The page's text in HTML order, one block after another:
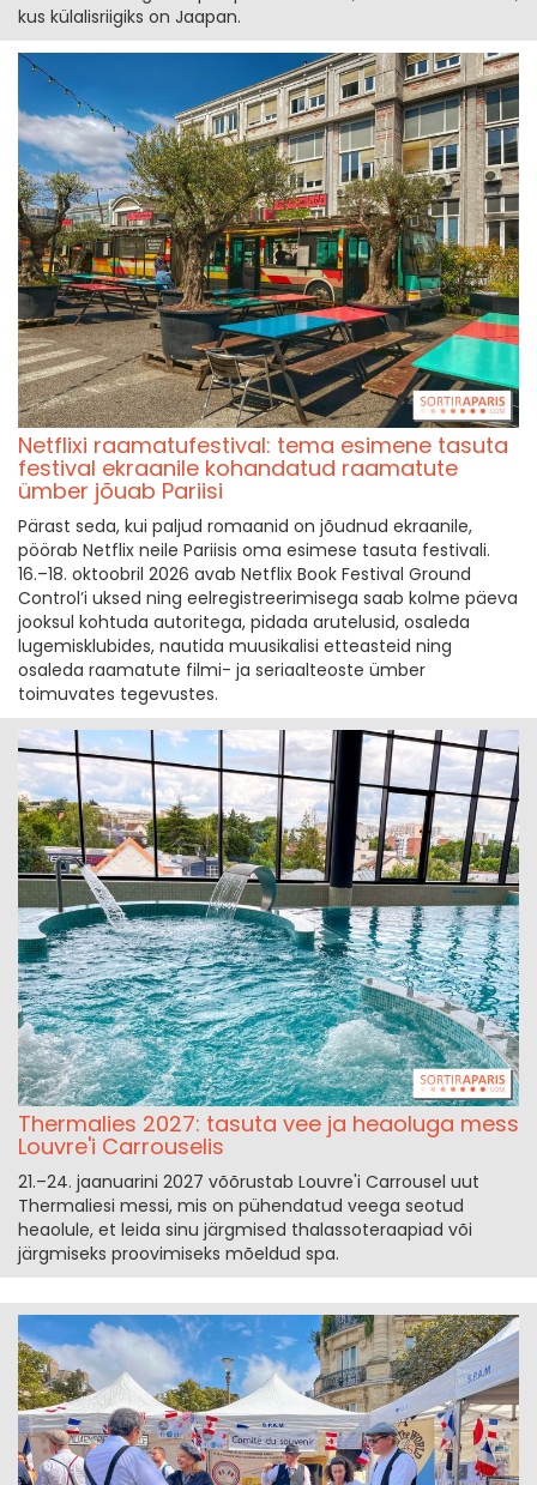
kus külalisriigiks on Jaapan.
Netflixi raamatufestival: tema esimene tasuta
festival ekraanile kohandatud raamatute
ümber jõuab Pariisi
Pärast seda, kui paljud romaanid on jõudnud ekraanile,
pöörab Netflix neile Pariisis oma esimese tasuta festivali.
16.–18. oktoobril 2026 avab Netflix Book Festival Ground
Control’i uksed ning eelregistreerimisega saab kolme päeva
jooksul kohtuda autoritega, pidada arutelusid, osaleda
lugemisklubides, nautida muusikalisi etteasteid ning
osaleda raamatute filmi- ja seriaalteoste ümber
toimuvates tegevustes.
Thermalies 2027: tasuta vee ja heaoluga mess
Louvre'i Carrouselis
21.–24. jaanuarini 2027 võõrustab Louvre'i Carrousel uut
Thermaliesi messi, mis on pühendatud veega seotud
heaolule, et leida sinu järgmised thalassoteraapiad või
järgmiseks proovimiseks mõeldud spa.